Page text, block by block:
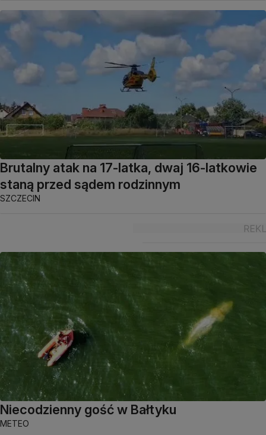
Brutalny atak na 17-latka, dwaj 16-latkowie
staną przed sądem rodzinnym
SZCZECIN
Niecodzienny gość w Bałtyku
METEO